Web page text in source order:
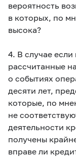
вероятность
в которых, по
высока?
4. В случае
рассчитанные
о событиях
десяти лет,
которые, по
не
деятельности
получены
вправе ли